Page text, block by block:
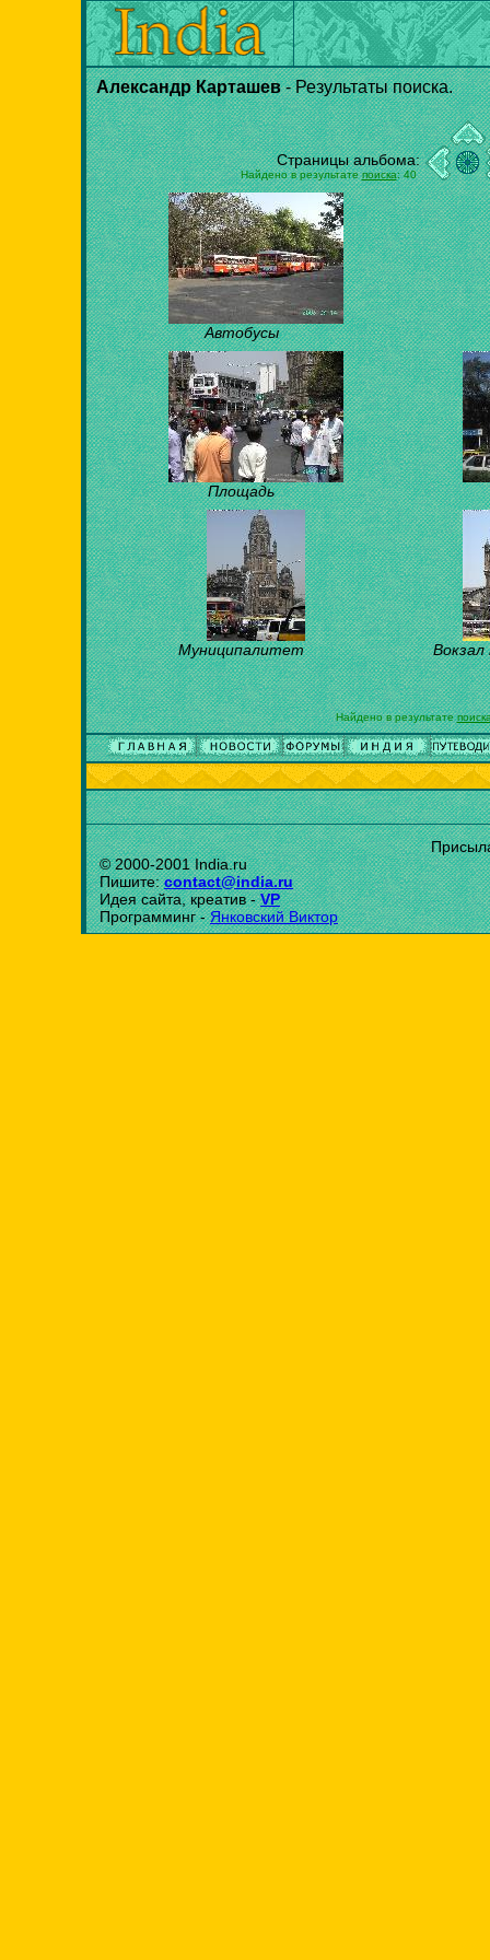
Александр Карташев- Результаты поиска.
Страницы альбома:
Найдено в результатепоиска: 40
Автобусы
Площадь
Муниципалитет
Найдено в результате
© 2000-2001 India.ru
Пишите:contact@india.ru
Идея сайта, креатив -VP
Программинг -Янковский Виктор